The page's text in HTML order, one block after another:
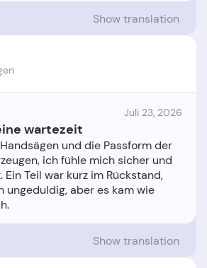
Show translation
Juli 23, 2026
wartezeit
und die Passform der
ich fühle mich sicher und
Teil war kurz im Rückstand,
ungeduldig, aber es kam wie
Show translation